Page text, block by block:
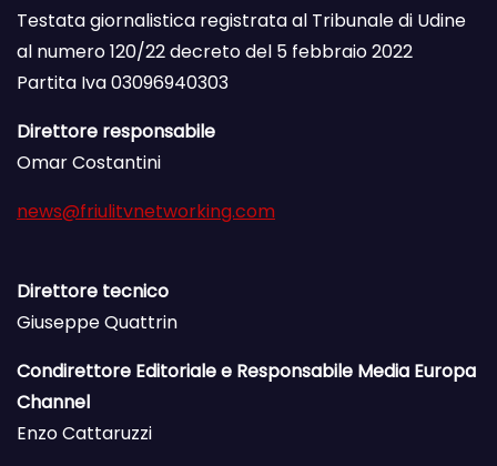
Testata giornalistica registrata al Tribunale di Udine
al numero 120/22 decreto del 5 febbraio 2022
Partita Iva 03096940303
Direttore responsabile
Omar Costantini
news@friulitvnetworking.com
Direttore tecnico
Giuseppe Quattrin
Condirettore Editoriale e Responsabile Media Europa
Channel
Enzo Cattaruzzi